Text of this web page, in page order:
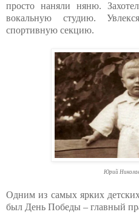
просто наняли няню.
вокальную студию.
спортивную секцию.
Юрий
Одним из самых ярких
был День Победы – главный